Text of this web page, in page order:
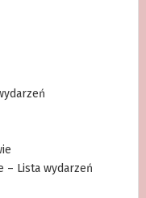
– Lista wydarzeń